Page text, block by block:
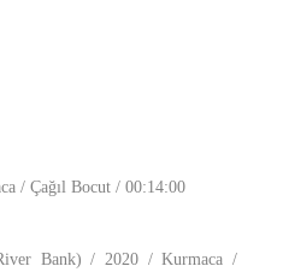
/ Çağıl Bocut / 00:14:00
Bank) / 2020 / Kurmaca /